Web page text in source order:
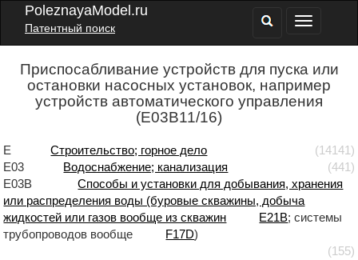
PoleznayaModel.ru
Патентный поиск
Приспосабливание устройств для пуска или
остановки насосных установок, например
устройств автоматического управления
(E03B11/16)
E Строительство; горное дело
(14141)
E03
Водоснабжение; канализация
(441)
E03B
Способы и установки для добывания, хранения
или распределения воды (буровые скважины, добыча
жидкостей или газов вообще из скважин
E21B; системы
трубопроводов вообще
F17D)
(155)